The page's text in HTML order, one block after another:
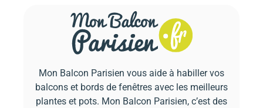
Mon Balcon Parisien vous aide à habiller vos
balcons et bords de fenêtres avec les meilleurs
plantes et pots. Mon Balcon Parisien, c’est des